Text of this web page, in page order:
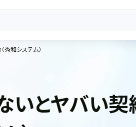
秀和システム）
いとヤバい